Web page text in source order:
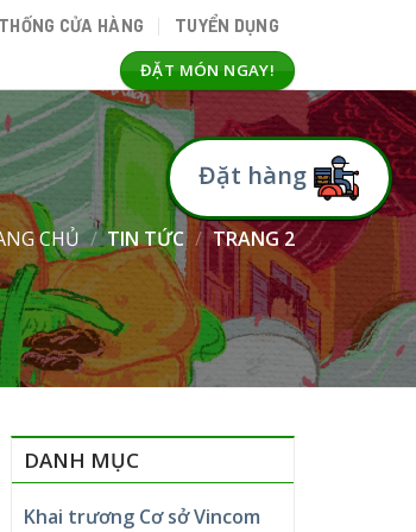
CỬA HÀNG TUYỂN DỤNG
ĐẶT MÓN NGAY!
CHỦ / TIN TỨC / TRANG 2
DANH MỤC
Khai trương Cơ sở Vincom
Đặt hàng